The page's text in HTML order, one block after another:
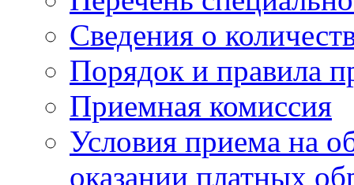
Cведения о
Порядок и правила
Приемная комиссия
Условия приема на
оказании платных